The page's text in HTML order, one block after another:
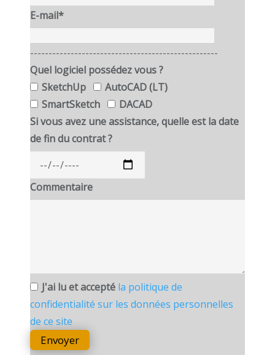
E-mail*
---------------------------------------------------
Quel logiciel possédez vous ?
SketchUp
AutoCAD (LT)
SmartSketch
DACAD
Si vous avez une assistance, quelle est la date
de fin du contrat ?
Commentaire
J'ai lu et accepté la politique de
confidentialité sur les données personnelles
de ce site